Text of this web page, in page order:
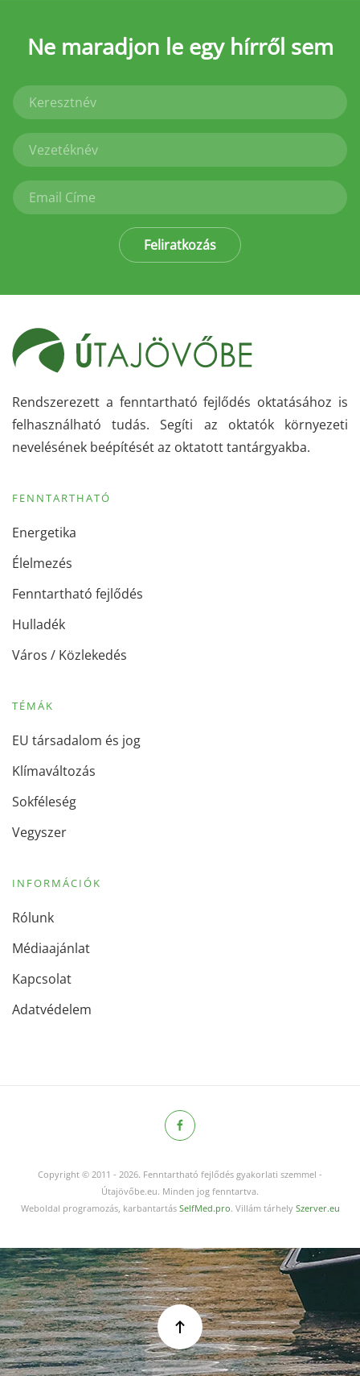
Ne maradjon le egy hírről sem
Feliratkozás
Rendszerezett a fenntartható fejlődés oktatásához is
felhasználható tudás. Segíti az oktatók környezeti
nevelésének beépítését az oktatott tantárgyakba.
FENNTARTHATÓ
Energetika
Élelmezés
Fenntartható fejlődés
Hulladék
Város / Közlekedés
TÉMÁK
EU társadalom és jog
Klímaváltozás
Sokféleség
Vegyszer
INFORMÁCIÓK
Rólunk
Médiaajánlat
Kapcsolat
Adatvédelem
Copyright © 2011 - 2026. Fenntartható fejlődés gyakorlati szemmel -
Útajövőbe.eu. Minden jog fenntartva.
Weboldal programozás, karbantartás SelfMed.pro. Villám tárhely Szerver.eu